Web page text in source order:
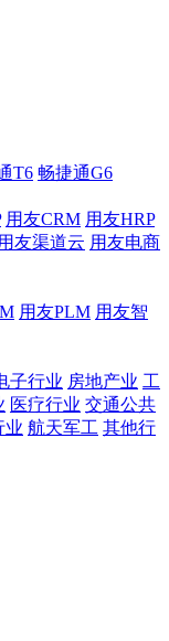
T6 畅捷通G6
用友CRM 用友HRP
用友渠道云 用友电商
用友PLM 用友智
子行业 房地产业 工
医疗行业 交通公共
业 航天军工 其他行